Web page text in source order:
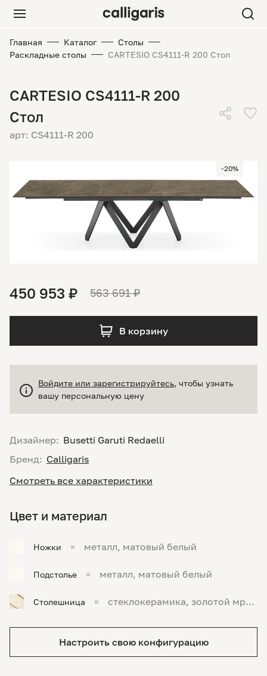
Главная Каталог
Столы
Раскладные столы
CARTESIO CS4111-R 200 Стол
CARTESIO CS4111-R 200
Стол
арт: CS4111-R 200
-20%
Дизайнер: Busetti Garuti Redaelli
Бренд: Calligaris
Смотреть все характеристики
Войдите или зарегистрируйтесь, чтобы узнать
вашу персональную цену
450 953 ₽ 563 691 ₽
В корзину
Цвет и материал
Ножки металл, матовый белый
Подстолье металл, матовый белый
Столешница
стеклокерамика, золотой мра
Настроить свою конфигурацию